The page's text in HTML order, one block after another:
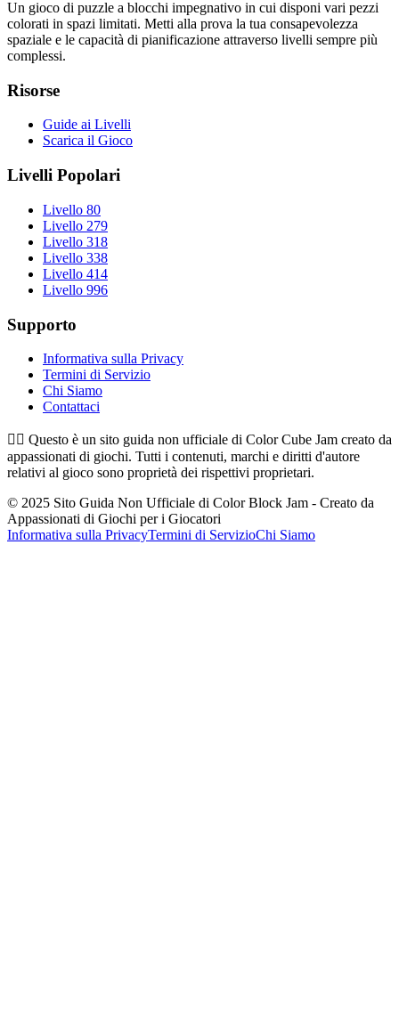
Un gioco di puzzle a blocchi impegnativo in cui disponi vari pezzi
colorati in spazi limitati. Metti alla prova la tua consapevolezza
spaziale e le capacità di pianificazione attraverso livelli sempre più
complessi.
Risorse
Guide ai Livelli
Scarica il Gioco
Livelli Popolari
Livello 80
Livello 279
Livello 318
Livello 338
Livello 414
Livello 996
Supporto
Informativa sulla Privacy
Termini di Servizio
Chi Siamo
Contattaci
👉🏻 Questo è un sito guida non ufficiale di Color Cube Jam creato da
appassionati di giochi. Tutti i contenuti, marchi e diritti d'autore
relativi al gioco sono proprietà dei rispettivi proprietari.
© 2025 Sito Guida Non Ufficiale di Color Block Jam - Creato da
Appassionati di Giochi per i Giocatori
Informativa sulla PrivacyTermini di ServizioChi Siamo